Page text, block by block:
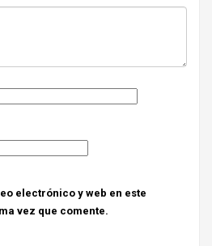
electrónico y web en este
vez que comente.